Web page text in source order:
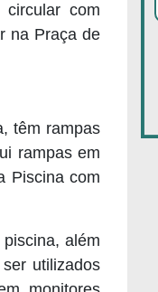
circularcom
na Praça de
têm rampas
rampas em
Piscina com
além
utilizados